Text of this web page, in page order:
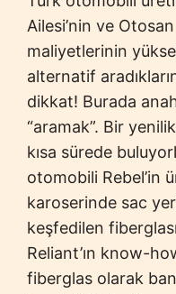
Ailesi’nin ve
maliyetlerinin
alternatif
dikkat! Burada
“aramak”. Bir
kısa sürede
otomobili Rebel’in
karoserinde sac
keşfedilen
Reliant’ın know-
fiberglas olarak